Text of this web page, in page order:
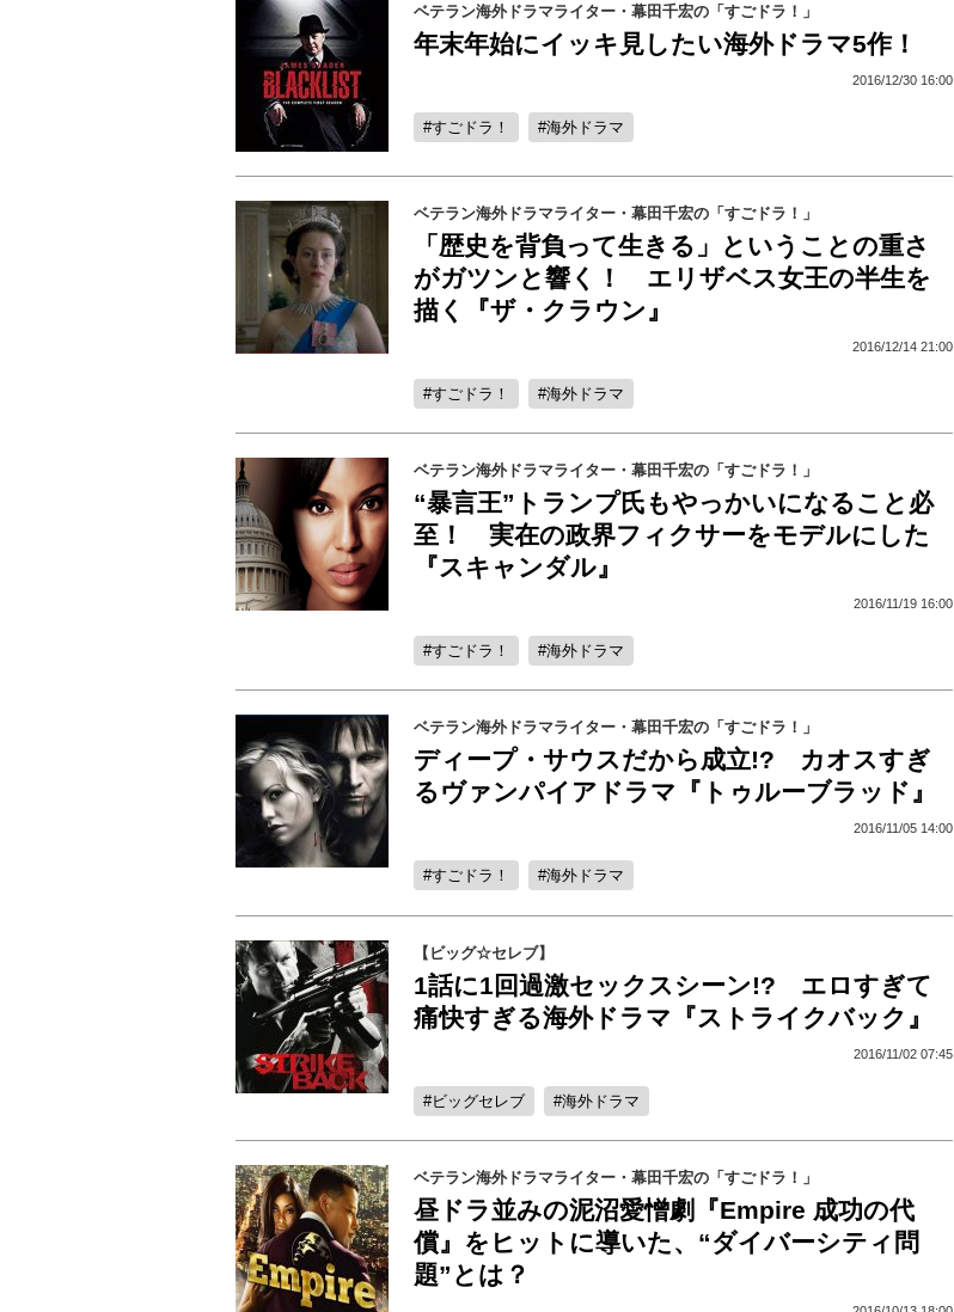
ベテラン海外ドラマライター・幕田千宏の「すごドラ！」
年末年始にイッキ見したい海外ドラマ5作！
2016/12/30 16:00
すごドラ！ 海外ドラマ
ベテラン海外ドラマライター・幕田千宏の「すごドラ！」
「歴史を背負って生きる」ということの重さ
がガツンと響く！ エリザベス女王の半生を
描く『ザ・クラウン』
2016/12/14 21:00
すごドラ！ 海外ドラマ
ベテラン海外ドラマライター・幕田千宏の「すごドラ！」
“暴言王”トランプ氏もやっかいになること必
至！ 実在の政界フィクサーをモデルにした
『スキャンダル』
2016/11/19 16:00
すごドラ！ 海外ドラマ
ベテラン海外ドラマライター・幕田千宏の「すごドラ！」
ディープ・サウスだから成立!? カオスすぎ
るヴァンパイアドラマ『トゥルーブラッド』
2016/11/05 14:00
すごドラ！ 海外ドラマ
【ビッグ☆セレブ】
1話に1回過激セックスシーン!? エロすぎて
痛快すぎる海外ドラマ『ストライクバック』
2016/11/02 07:45
ビッグセレブ 海外ドラマ
ベテラン海外ドラマライター・幕田千宏の「すごドラ！」
昼ドラ並みの泥沼愛憎劇『Empire 成功の代
償』をヒットに導いた、“ダイバーシティ問
題”とは？